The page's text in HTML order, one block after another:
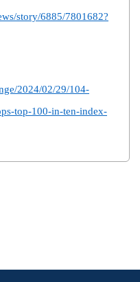
story/6885/7801682?
2024/02/29/104-
top-100-in-ten-index-